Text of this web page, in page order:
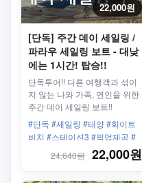
22,000원
[단독] 주간 데이 세일링 /
파라우 세일링 보트 - 대낮
에는 1시간! 탑승!!
단독투어!! 다른 여행객과 섞이
지 않는 나와 가족, 연인을 위한
주간 데이 세일링 보트!!
#단독 #세일링 #태양 #화이트
비치 #스테이션3 #픽업제공 #
무동력보트 #데이세일링 #1시
24,640원 22,000원